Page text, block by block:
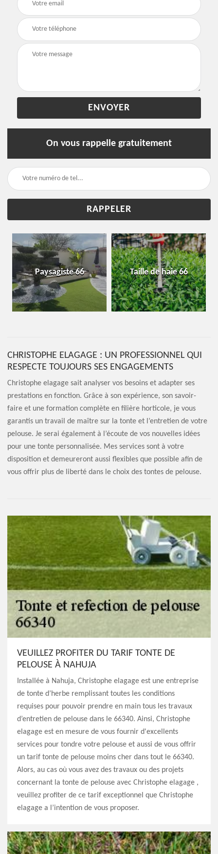
On vous rappelle gratuitement
Paysagiste 66 Taille de haie 66
CHRISTOPHE ELAGAGE : UN PROFESSIONNEL QUI
RESPECTE TOUJOURS SES ENGAGEMENTS
Christophe elagage sait analyser vos besoins et adapter ses
prestations en fonction. Grâce à son expérience, son savoir-
faire et une formation complète en filière horticole, je vous
garantis un travail de maître sur la tonte et l’entretien de votre
pelouse. Je serai également à l’écoute de vos nouvelles idées
pour une tonte personnalisée. Mes services sont à votre
disposition et demeureront aussi flexibles que possible afin de
vous offrir plus de liberté dans le choix des tontes de pelouse.
VEUILLEZ PROFITER DU TARIF TONTE DE
PELOUSE À NAHUJA
Installée à Nahuja, Christophe elagage est une entreprise
de tonte d’herbe remplissant toutes les conditions
requises pour pouvoir prendre en main tous les travaux
d’entretien de pelouse dans le 66340. Ainsi, Christophe
elagage est en mesure de vous fournir d'excellents
services pour tondre votre pelouse et aussi de vous offrir
un tarif tonte de pelouse moins cher dans tout le 66340.
Alors, au cas où vous avez des travaux ou des projets
concernant la tonte de pelouse avec Christophe elagage ,
veuillez profiter de ce tarif exceptionnel que Christophe
elagage a l’intention de vous proposer.